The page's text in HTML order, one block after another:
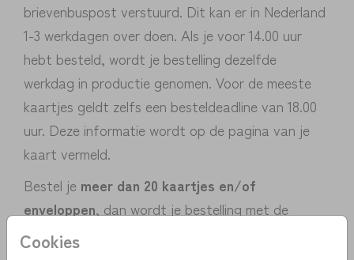
Cookies
brievenbuspost verstuurd. Dit kan er in Nederland
1-3 werkdagen over doen. Als je voor 14.00 uur
hebt besteld, wordt je bestelling dezelfde
werkdag in productie genomen. Voor de meeste
kaartjes geldt zelfs een besteldeadline van 18.00
uur. Deze informatie wordt op de pagina van je
kaart vermeld.
Bestel je meer dan 20 kaartjes en/of
enveloppen, dan wordt je bestelling met de
pakketpost verstuurd. Als je voor 14.00 uur hebt